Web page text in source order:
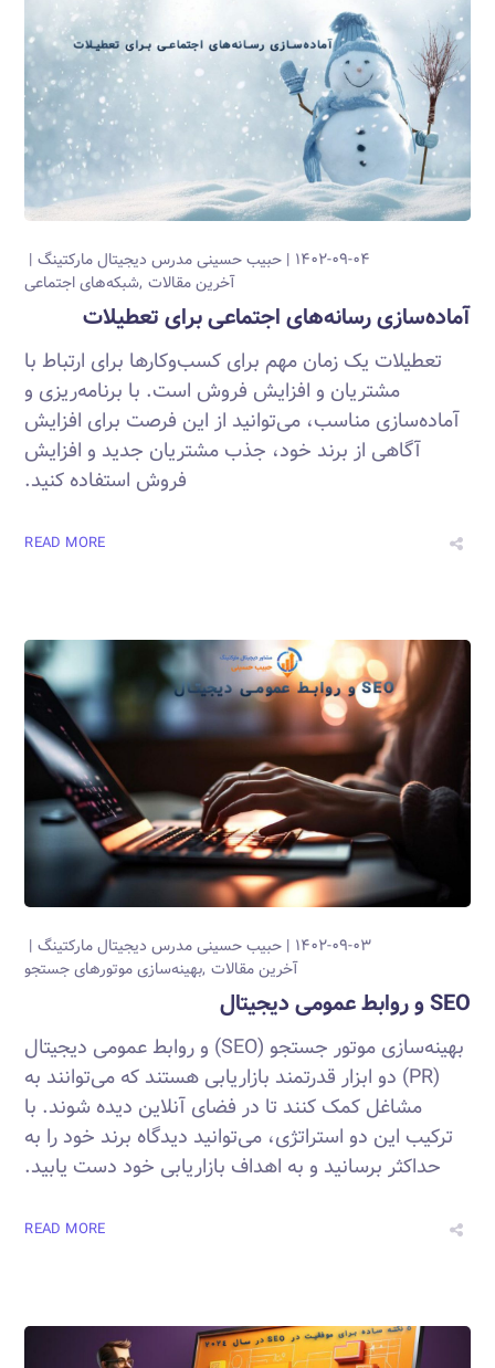
۱۴۰۲-۰۹-۰۴ حبیب حسینیمدرس دیجیتال مارکتینگ
آخرین مقالات شبکه‌های اجتماعی
آماده‌سازی رسانه‌های اجتماعی برای تعطیلات
تعطیلات یک زمان مهم برای کسب‌وکارها برای ارتباط با
مشتریان و افزایش فروش است. با برنامه‌ریزی و
آماده‌سازی مناسب، می‌توانید از این فرصت برای افزایش
آگاهی از برند خود، جذب مشتریان جدید و افزایش
فروش استفاده کنید.
READ MORE
۱۴۰۲-۰۹-۰۳ حبیب حسینیمدرس دیجیتال مارکتینگ
آخرین مقالات بهینه‌سازی موتورهای جستجو
SEO و روابط عمومی دیجیتال
بهینه‌سازی موتور جستجو (SEO) و روابط عمومی دیجیتال
(PR) دو ابزار قدرتمند بازاریابی هستند که می‌توانند به
مشاغل کمک کنند تا در فضای آنلاین دیده شوند. با
ترکیب این دو استراتژی، می‌توانید دیدگاه برند خود را به
حداکثر برسانید و به اهداف بازاریابی خود دست یابید.
READ MORE